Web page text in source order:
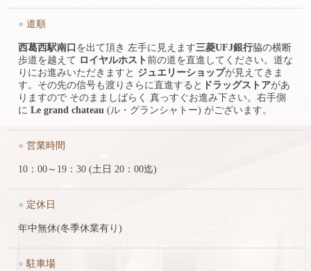
● 道順
西葛西駅南口 を出て頂き 左手に見えます三菱UFJ銀行脇の横断
歩道を越えて ロイヤルホスト 前の道を直進してください。道な
りにお進みいただきますと ジュエリーショップが見えてきま
す。その先の信号も渡りさらに直進すると ドラッグストアがあ
りますので そのまましばらく 真っすぐお進み下さい。右手側
に Le grand chateau (ル・グランシャトー) がございます。
● 営業時間
10：00～19：30 (土日 20：00迄)
● 定休日
年中無休(冬季休業有り)
● 駐車場